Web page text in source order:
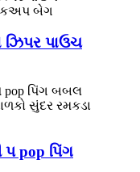
ઝિપર પાઉચ
પ pop પિંગ